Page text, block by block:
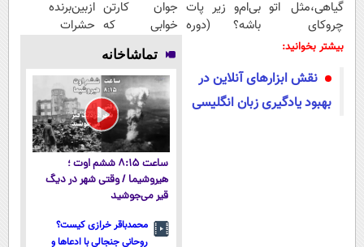
گیاهی،مثل اتو
چروکای
پوستتوصاف
بی‌ام‌و زیر پات
باشه؟ (دوره
جوان کارتن
خوابی که
میلیاردر شد.
آموزش رایگان
ازبین‌برنده
حشرات
مقابله با انواع
ساس
بیشتر بخوانید:
نقش ابزارهای آنلاین در
بهبود یادگیری زبان انگلیسی
تماشاخانه
ساعت ۸:۱۵ ششم اوت ؛
هیروشیما / وقتی شهر در دیگ
قیر می‌جوشید
محمدباقر خرازی کیست؟
روحانی جنجالی با ادعاها و